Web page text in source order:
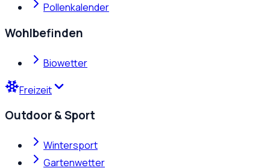
Pollenkalender
Wohlbefinden
Biowetter
Freizeit
Outdoor & Sport
Wintersport
Gartenwetter